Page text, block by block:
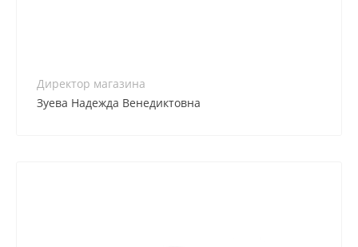
Директор магазина
Зуева Надежда Венедиктовна